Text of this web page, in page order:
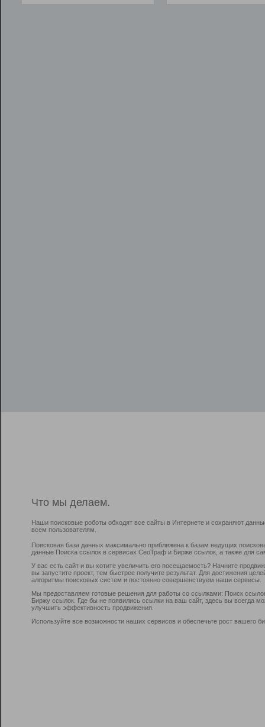
Что мы делаем.
Наши поисковые роботы обходят все сайты в Интернете и сохраняют
всем пользователям.
Поисковая база данных максимально приближена к базам ведущих
данные Поиска ссылок в сервисах СеоТраф и Бирже ссылок, а также для
У вас есть сайт и вы хотите увеличить его посещаемость? Начните
вы запустите проект, тем быстрее получите результат. Для достижения
алгоритмы поисковых систем и постоянно совершенствуем наши сервисы.
Мы предоставляем готовые решения для работы со ссылками: Поиск
Биржу ссылок. Где бы не появились ссылки на ваш сайт, здесь вы всегда
улучшить эффективность продвижения.
Используйте все возможности наших сервисов и обеспечьте рост вашего